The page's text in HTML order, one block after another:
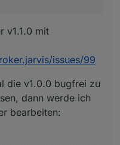
ioBroker.jarvis/issues?
v1.1.0 mit
issues/99
die v1.0.0 bugfrei zu
dann werde ich
bearbeiten: